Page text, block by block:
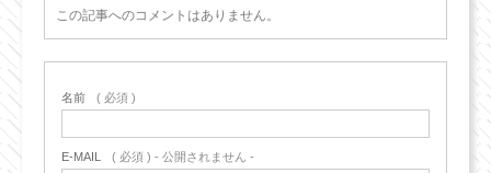
この記事へのコメントはありません。
名前 ( 必須 )
E-MAIL ( 必須 ) - 公開されません -